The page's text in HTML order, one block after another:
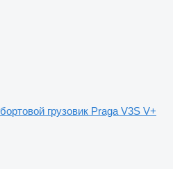
бортовой грузовик Praga V3S V+